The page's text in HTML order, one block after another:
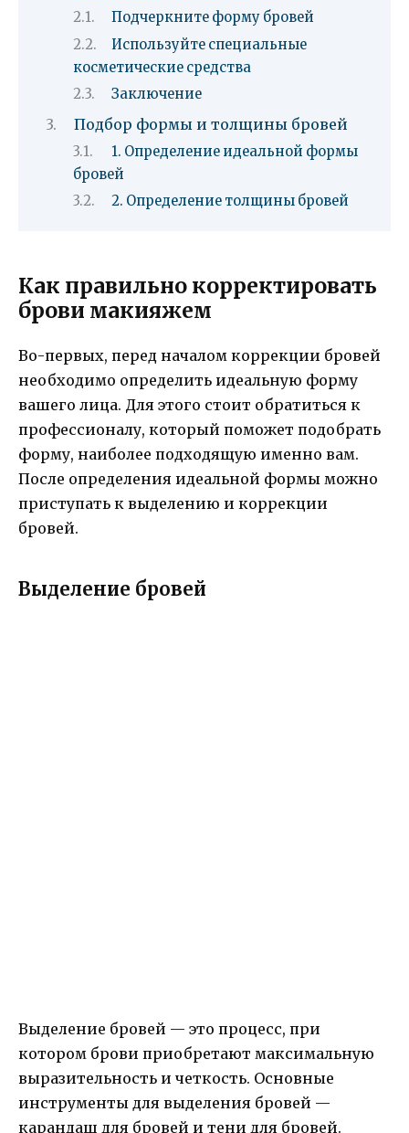
Подчеркните форму бровей
Используйте специальные
косметические средства
Заключение
Подбор формы и толщины бровей
1. Определение идеальной формы
бровей
2. Определение толщины бровей
Как правильно корректировать
брови макияжем
Во-первых, перед началом коррекции бровей
необходимо определить идеальную форму
вашего лица. Для этого стоит обратиться к
профессионалу, который поможет подобрать
форму, наиболее подходящую именно вам.
После определения идеальной формы можно
приступать к выделению и коррекции
бровей.
Выделение бровей
Выделение бровей — это процесс, при
котором брови приобретают максимальную
выразительность и четкость. Основные
инструменты для выделения бровей —
карандаш для бровей и тени для бровей.